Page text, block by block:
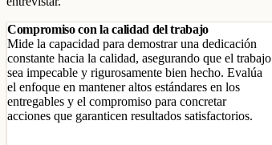
Compromiso con la calidad del trabajo
Mide la capacidad para demostrar una dedicación
constante hacia la calidad, asegurando que el trabajo
sea impecable y rigurosamente bien hecho. Evalúa
el enfoque en mantener altos estándares en los
entregables y el compromiso para concretar
acciones que garanticen resultados satisfactorios.